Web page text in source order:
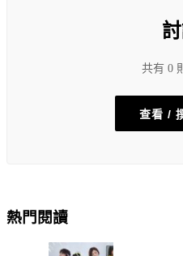
共有 0
查看 /
熱門閱讀